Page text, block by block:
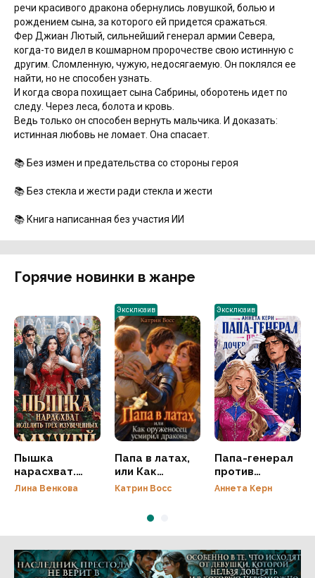
речи красивого дракона обернулись ловушкой, болью и
рождением сына, за которого ей придется сражаться.
Фер Джиан Лютый, сильнейший генерал армии Севера,
когда-то видел в кошмарном пророчестве свою истинную с
другим. Сломленную, чужую, недосягаемую. Он поклялся ее
найти, но не способен узнать.
И когда свора похищает сына Сабрины, оборотень идет по
следу. Через леса, болота и кровь.
Ведь только он способен вернуть мальчика. И доказать:
истинная любовь не ломает. Она спасает.
📚 Без измен и предательства со стороны героя
📚 Без стекла и жести ради стекла и жести
📚 Книга написанная без участия ИИ
Горячие новинки в жанре
Пышка
нарасхват.
Исцелить трех
Лина Венкова
Эксклюзив
Папа в латах,
или Как
оруженосец
дракона
Катрин Восс
Эксклюзив
Папа-генерал
против
дочери-
Аннета Керн